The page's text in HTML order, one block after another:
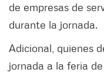
de empresas de
durante la jornada.
Adicional, quienes
jornada a la feria